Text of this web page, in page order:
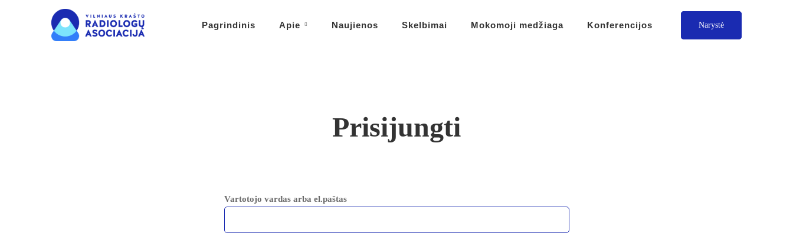
Pagrindinis Apie Naujienos Skelbimai Mokomoji medžiaga Konferencijos Narystė
Prisijungti
Vartotojo vardas arba el.paštas